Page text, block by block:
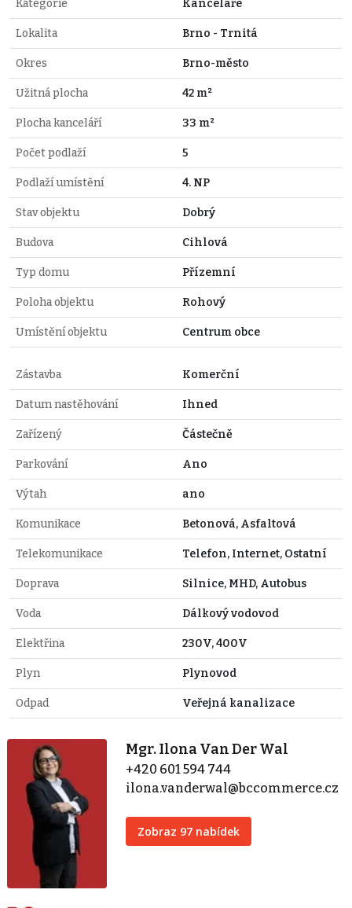
Kategorie Kanceláře
Lokalita Brno - Trnitá
Okres Brno-město
Užitná plocha 42 m²
Plocha kanceláří 33 m²
Počet podlaží 5
Podlaží umístění 4. NP
Stav objektu Dobrý
Budova Cihlová
Typ domu Přízemní
Poloha objektu Rohový
Umístění objektu Centrum obce
Zástavba Komerční
Datum nastěhování Ihned
Zařízený Částečně
Parkování Ano
Výtah ano
Komunikace Betonová, Asfaltová
Telekomunikace Telefon, Internet, Ostatní
Doprava Silnice, MHD, Autobus
Voda Dálkový vodovod
Elektřina 230V, 400V
Plyn Plynovod
Odpad Veřejná kanalizace
Mgr. Ilona Van Der Wal
+420 601 594 744
ilona.vanderwal@bccommerce.cz
Zobraz 97 nabídek